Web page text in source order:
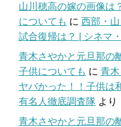
山川穂高の嫁の画像は
についても に 西部・
試合復帰は？ | シネマ
青木さやかと元旦那の
子供についても に 青
ヤバかった！！子供は
有名人徹底調査隊 より
青木さやかと元旦那の